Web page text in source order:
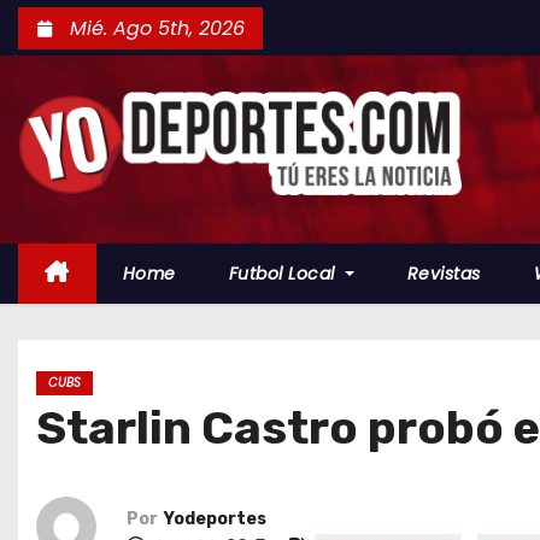
a
l
Mié. Ago 5th, 2026
Home Futbol Local Revistas
CUBS
Starlin Castro probó
Por Yodeportes